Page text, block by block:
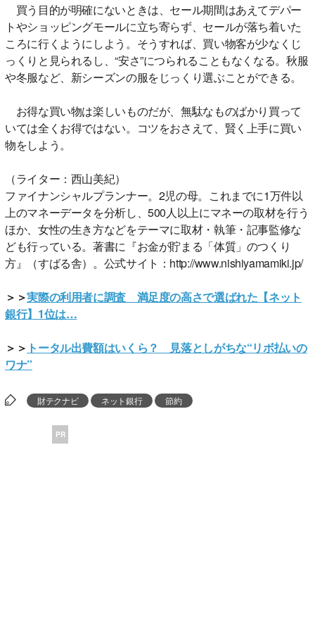
買う目的が明確にないときは、セール期間はあえてデパー
トやショッピングモールに立ち寄らず、セールが落ち着いた
ころに行くようにしよう。そうすれば、買い物客が少なくじ
っくりと見られるし、“安さ”につられることもなくなる。秋服
や冬服など、新シーズンの服をじっくり選ぶことができる。
お得な買い物は楽しいものだが、無駄なものばかり買って
いては全くお得ではない。コツをおさえて、賢く上手に買い
物をしよう。
（ライター：西山美紀）
ファイナンシャルプランナー。2児の母。これまでに1万件以
上のマネーデータを分析し、500人以上にマネーの取材を行う
ほか、女性の生き方などをテーマに取材・執筆・記事監修な
ども行っている。著書に『お金が貯まる「体質」のつくり
方』（すばる舎）。公式サイト：http://www.nishiyamamiki.jp/
＞＞実際の利用者に調査 満足度の高さで選ばれた【ネット
銀行】1位は…
＞＞ トータル出費額はいくら？ 見落としがちな“リボ払いの
ワナ”
財テクナビ ネット銀行 節約
PR